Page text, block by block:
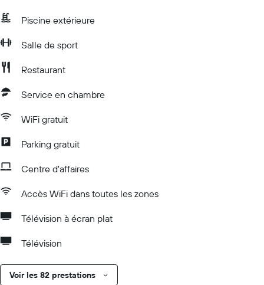
Piscine extérieure
Salle de sport
Restaurant
Service en chambre
WiFi gratuit
Parking gratuit
Centre d'affaires
Accès WiFi dans toutes les zones
Télévision à écran plat
Télévision
Voir les 82 prestations